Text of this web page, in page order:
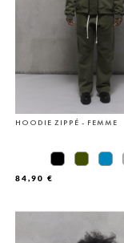
HOODIE ZIPPÉ - FEMME
84,90 €